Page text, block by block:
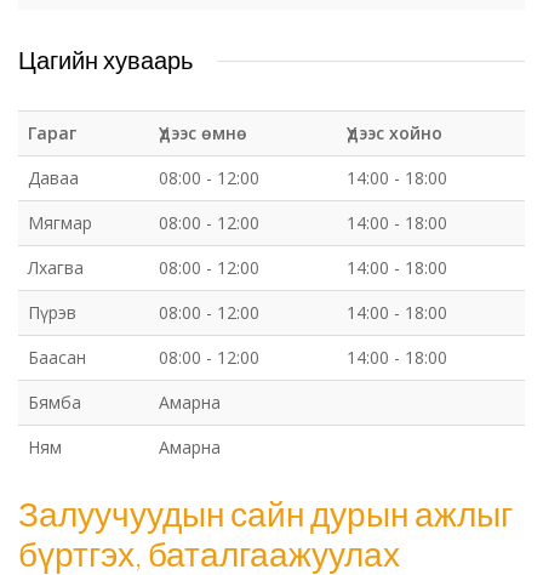
Цагийн хуваарь
Гараг Үдээс өмнө
Үдээс хойно
Даваа
08:00 - 12:00
14:00 - 18:00
Мягмар
08:00 - 12:00
14:00 - 18:00
Лхагва
08:00 - 12:00
14:00 - 18:00
Пүрэв
08:00 - 12:00
14:00 - 18:00
Баасан
08:00 - 12:00
14:00 - 18:00
Бямба
Амарна
Ням
Амарна
Залуучуудын сайн дурын ажлыг
бүртгэх, баталгаажуулах